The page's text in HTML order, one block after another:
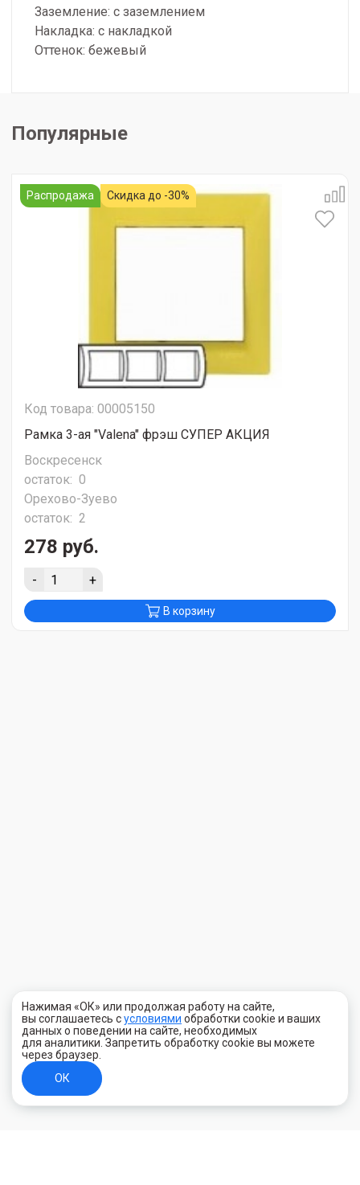
Заземление: с заземлением
Накладка: с накладкой
Оттенок: бежевый
Популярные
Распродажа Скидка до -30%
Код товара: 00005150
Рамка 3-ая "Valena" фрэш СУПЕР АКЦИЯ
Воскресенск
остаток: 0
Орехово-Зуево
остаток: 2
278 руб.
- +
В корзину
Нажимая «ОК» или продолжая работу на сайте,
вы соглашаетесь сусловиями обработки cookie и ваших
данных о поведении на сайте, необходимых
для аналитики. Запретить обработку cookie вы можете
через браузер.
ОК